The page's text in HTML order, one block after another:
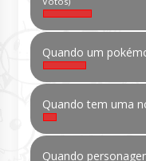
Quando um
Quando tem uma
Quando